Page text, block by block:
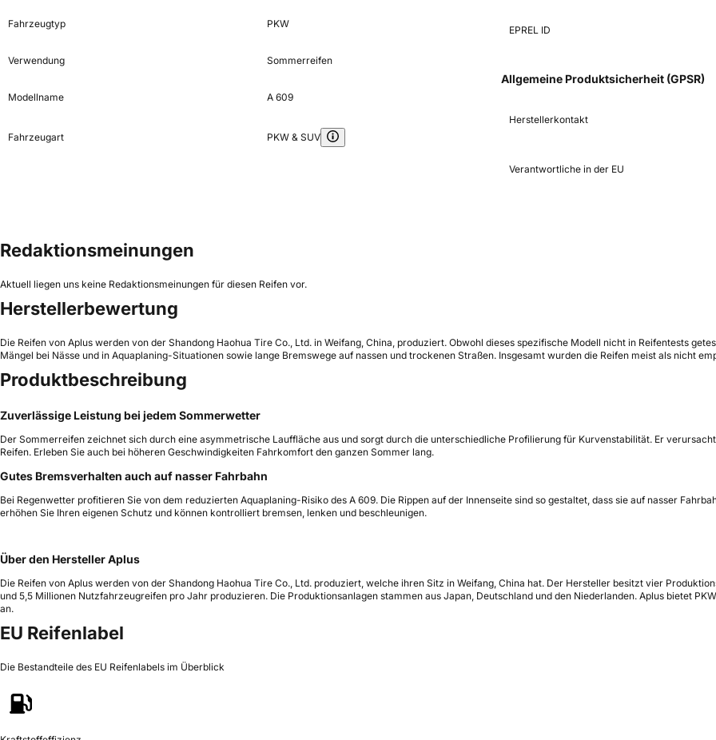
Fahrzeugtyp PKW
Verwendung Sommerreifen
Modellname A 609
Fahrzeugart PKW & SUV
EPREL ID
Allgemeine Produktsicherheit (GPSR)
Herstellerkontakt
Verantwortliche in der EU
Redaktionsmeinungen
Aktuell liegen uns keine Redaktionsmeinungen für diesen Reifen vor.
Herstellerbewertung
Die Reifen von Aplus werden von der Shandong Haohua Tire Co., Ltd. in Weifang, China, produziert. Obwohl dieses spezifische Modell nicht in Reifentests
Mängel bei Nässe und in Aquaplaning-Situationen sowie lange Bremswege auf nassen und trockenen Straßen. Insgesamt wurden die Reifen meist als nicht
Produktbeschreibung
Zuverlässige Leistung bei jedem Sommerwetter
Der Sommerreifen zeichnet sich durch eine asymmetrische Lauffläche aus und sorgt durch die unterschiedliche Profilierung für Kurvenstabilität. Er
Reifen. Erleben Sie auch bei höheren Geschwindigkeiten Fahrkomfort den ganzen Sommer lang.
Gutes Bremsverhalten auch auf nasser Fahrbahn
Bei Regenwetter profitieren Sie von dem reduzierten Aquaplaning-Risiko des A 609. Die Rippen auf der Innenseite sind so gestaltet, dass sie auf nasser
erhöhen Sie Ihren eigenen Schutz und können kontrolliert bremsen, lenken und beschleunigen.
Über den Hersteller Aplus
Die Reifen von Aplus werden von der Shandong Haohua Tire Co., Ltd. produziert, welche ihren Sitz in Weifang, China hat. Der Hersteller besitzt vier
und 5,5 Millionen Nutzfahrzeugreifen pro Jahr produzieren. Die Produktionsanlagen stammen aus Japan, Deutschland und den Niederlanden. Aplus bietet
an.
EU Reifenlabel
Die Bestandteile des EU Reifenlabels im Überblick